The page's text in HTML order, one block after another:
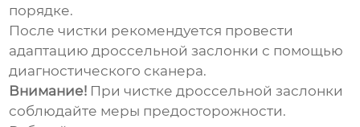
порядке.
После чистки рекомендуется провести
адаптацию дроссельной заслонки с помощью
диагностического сканера.
Внимание! При чистке дроссельной заслонки
соблюдайте меры предосторожности.